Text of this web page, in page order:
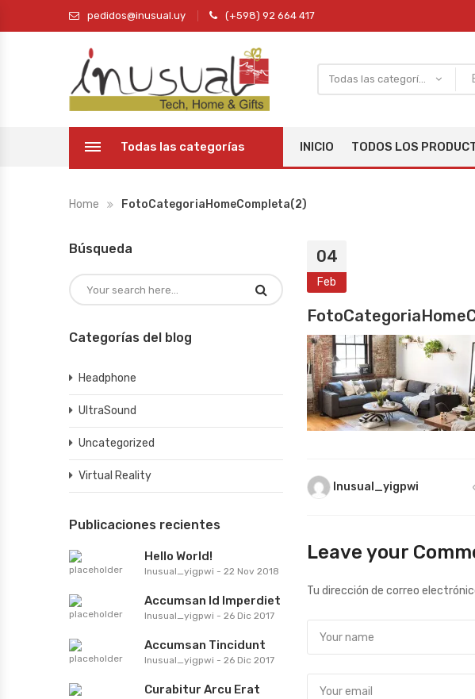
pedidos@inusual.uy (+598) 92 664 417
Todas las categorías INICIO TODOS LOS
Home FotoCategoriaHomeCompleta(2)
04
Feb
Inusual_yigpwi
Leave your
Tu dirección de correo
Búsqueda
Categorías del blog
Headphone
UltraSound
Uncategorized
Virtual Reality
Publicaciones recientes
Hello World!
Inusual_yigpwi - 22 Nov 2018
Accumsan Id Imperdiet
Inusual_yigpwi - 26 Dic 2017
Accumsan Tincidunt
Inusual_yigpwi - 26 Dic 2017
Curabitur Arcu Erat